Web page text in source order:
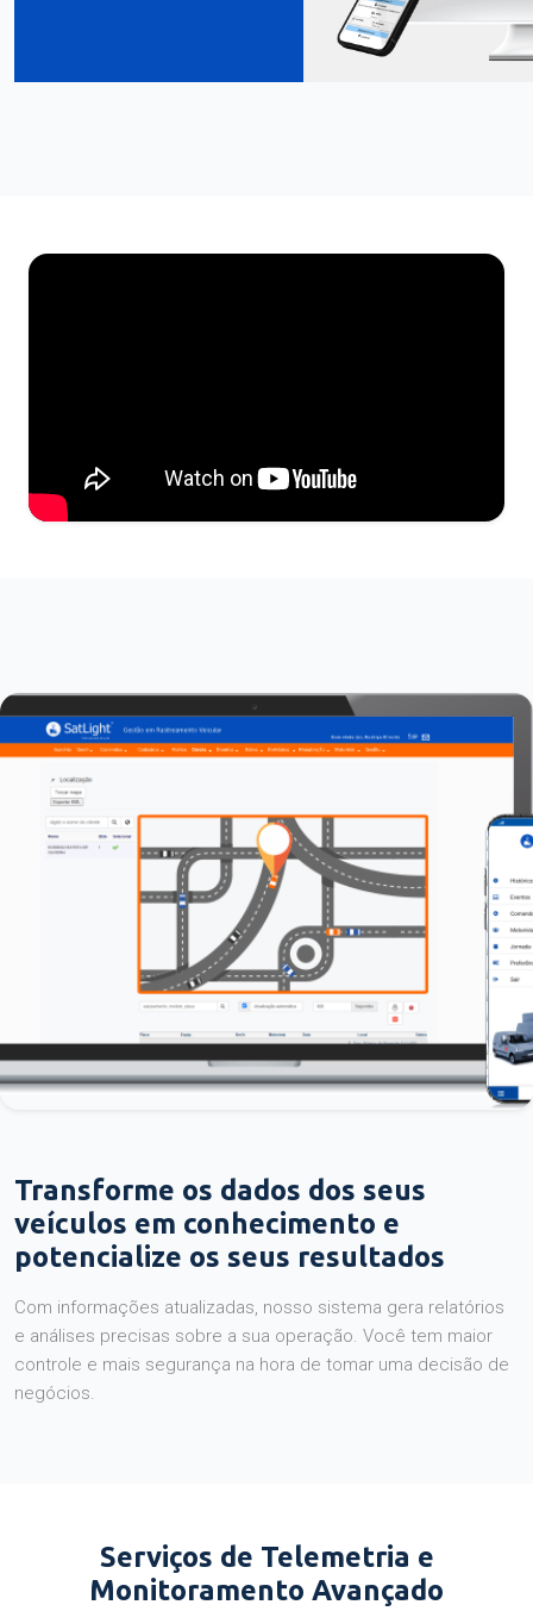
Transforme os dados dos seus
veículos em conhecimento e
potencialize os seus resultados
Com informações atualizadas, nosso sistema gera relatórios
e análises precisas sobre a sua operação. Você tem maior
controle e mais segurança na hora de tomar uma decisão de
negócios.
Serviços de Telemetria e
Monitoramento Avançado